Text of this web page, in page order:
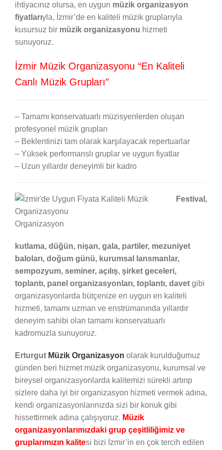
ihtiyacınız olursa, en uygun müzik organizasyon
fiyatlarıyla, İzmir’de en kaliteli müzik gruplarıyla
kusursuz birmüzik organizasyonu hizmeti
sunuyoruz.
İzmir Müzik Organizasyonu “En Kaliteli
Canlı Müzik Grupları”
– Tamamı konservatuarlı müzisyenlerden oluşan
profesyonel müzik grupları
– Beklentinizi tam olarak karşılayacak repertuarlar
– Yüksek performanslı gruplar ve uygun fiyatlar
– Uzun yıllardır deneyimli bir kadro
Organizasyon
Festival,
kutlama, düğün, nişan, gala, partiler, mezuniyet
baloları, doğum günü, kurumsal lansmanlar,
sempozyum, seminer, açılış, şirket geceleri,
toplantı, panel organizasyonları, toplantı, davetgibi
organizasyonlarda bütçenize en uygun en kaliteli
hizmeti, tamamı uzman ve enstrümanında yıllardır
deneyim sahibi olan tamamı konservatuarlı
kadromuzla sunuyoruz.
Erturgut Müzik Organizasyon olarak kurulduğumuz
günden beri hizmet müzik organizasyonu, kurumsal ve
bireysel organizasyonlarda kalitemizi sürekli artırıp
sizlere daha iyi bir organizasyon hizmeti vermek adına,
kendi organizasyonlarınızda sizi bir konuk gibi
hissettirmek adına çalışıyoruz. Müzik
organizasyonlarımızdaki grup çeşitliliğimiz ve
gruplarımızın kalitesi bizi İzmir’in en çok tercih edilen